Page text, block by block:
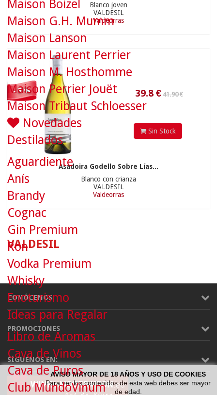
Blanco joven
VALDESIL
Valdeorras
- 5 %
Sin Stock
Asadoira Godello Sobre Lías...
Blanco con crianza
VALDESIL
Valdeorras
VALDESIL
CONÓCENOS
PROMOCIONES
SÍGUENOS EN:
AVISO MAYOR DE 18 AÑOS Y USO DE COOKIES
Para ver los contenidos de esta web debes ser mayor
de edad.
Maison Boizel
Maison G.H. Mumm
Maison Lanson
Maison Laurent Perrier
Maison M. Hosthomme
Maison Perrier Jouët
Maison Tribaut Schloesser
Novedades
Destilados
Aguardiente
Anís
Brandy
Cognac
Gin Premium
Ron
Vodka Premium
Whisky
Enoturismo
Ideas para Regalar
Libro de Aromas
Cava de Vinos
Cava de Puros
Club MundoVinum